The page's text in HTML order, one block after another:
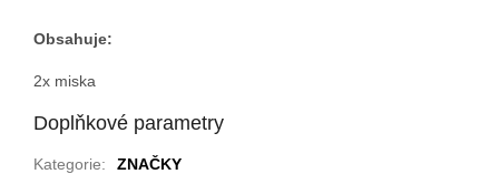
Obsahuje:
2x miska
Doplňkové parametry
Kategorie:
ZNAČKY